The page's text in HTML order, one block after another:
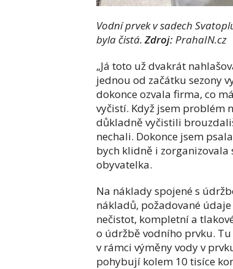
Vodní prvek v sadech
byla čistá.Zdroj: PrahaIN.cz
„Já toto už dvakrát
jednou od začátku sezony
dokonce ozvala firma, co
vyčistí. Když jsem problém
důkladně vyčistili
nechali. Dokonce jsem
bych klidně i zorganizovala
obyvatelka.
Na náklady spojené s
nákladů, požadované
nečistot, kompletní a
o údržbě vodního prvku.
v rámci výměny vody v
pohybují kolem 10 tisíce